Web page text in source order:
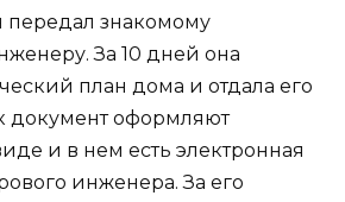
передал знакомому
За 10 дней она
план дома и отдала его
документ оформляют
и в нем есть электронная
инженера. За его